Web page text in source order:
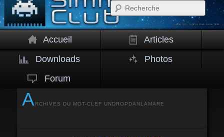
Accueil
Articles
Downloads
Photos
Forum
ARCHIVES DU MOT-CLEF UNDROPDANLAMARE